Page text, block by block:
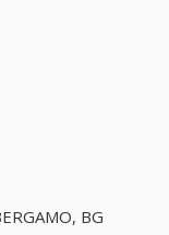
BG